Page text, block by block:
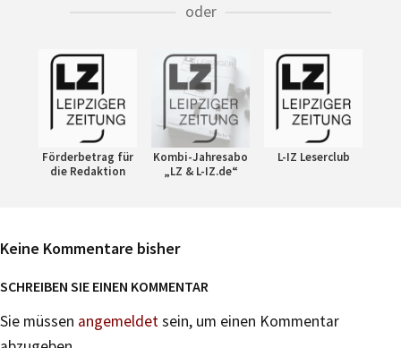
oder
Förderbetrag für
die Redaktion
Kombi-Jahresabo
„LZ & L-IZ.de“
L-IZ Leserclub
Keine Kommentare bisher
SCHREIBEN SIE EINEN KOMMENTAR
Sie müssen angemeldetsein, um einen Kommentar